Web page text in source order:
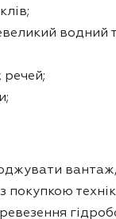
водний
речей;
покупкою